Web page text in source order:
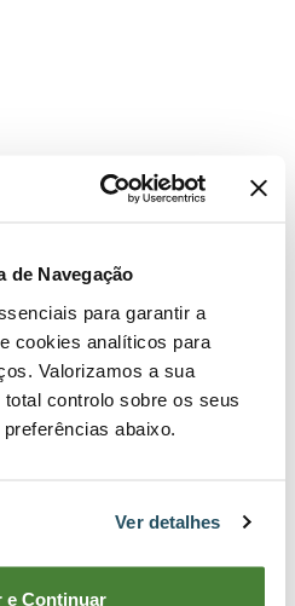
de Navegação
para garantir a
cookies analíticos para
Valorizamos a sua
controlo sobre os seus
abaixo.
Ver detalhes
e Continuar